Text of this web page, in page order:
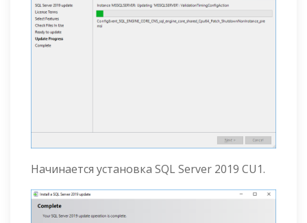
Начинается установка SQL Server 2019 CU1.